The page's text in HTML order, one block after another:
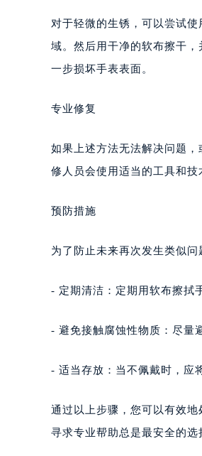
对于轻微的生锈，可以尝试
域。然后用干净的软布擦干
一步损坏手表表面。
专业修复
如果上述方法无法解决问题
修人员会使用适当的工具和技
预防措施
为了防止未来再次发生类似问
- 定期清洁：定期用软布擦拭
- 避免接触腐蚀性物质：尽量
- 适当存放：当不佩戴时，应
通过以上步骤，您可以有效
寻求专业帮助总是最安全的选